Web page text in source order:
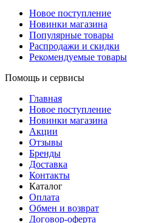
Новое поступление
Новинки магазина
Популярные товары
Распродажи и скидки
Рекомендуемые товары
Помощь и сервисы
Главная
Новое поступление
Новинки магазина
Акции
Отзывы
Бренды
Доставка
Контакты
Каталог
Оплата
Обмен и возврат
Договор-оферта